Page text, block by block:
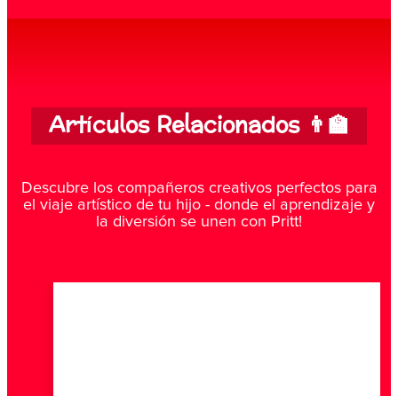
Artículos Relacionados 👨‍🏫
Descubre los compañeros creativos perfectos para
el viaje artístico de tu hijo - donde el aprendizaje y
la diversión se unen con Pritt!